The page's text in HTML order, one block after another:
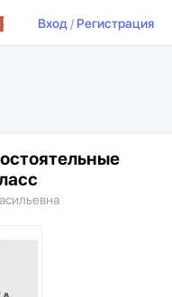
Вход/ Регистрация